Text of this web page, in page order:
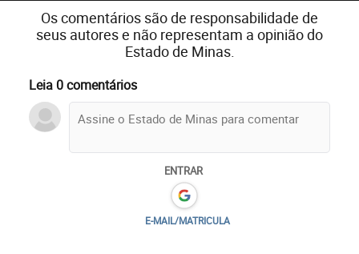
Os comentários são de responsabilidade de
seus autores e não representam a opinião do
Estado de Minas.
Leia 0 comentários
ENTRAR
E-MAIL/MATRICULA